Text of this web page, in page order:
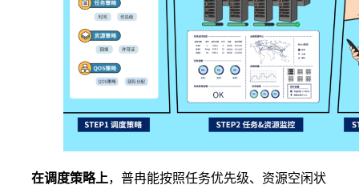
在调度策略上，普冉能按照任务优先级、资源空闲状